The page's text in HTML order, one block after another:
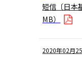
短信〔日本
MB）
2020年02月